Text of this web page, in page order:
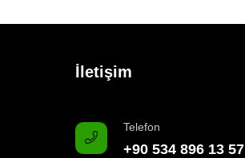
İletişim
Telefon
+90 534 896 13 57